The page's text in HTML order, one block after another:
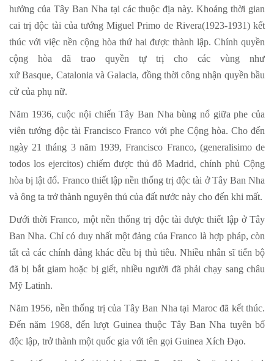
hưởng của Tây Ban Nha tại các thuộc địa này. Khoảng thời gian
cai trị độc tài của tướng Miguel Primo de Rivera(1923-1931) kết
thúc với việc nền cộng hòa thứ hai được thành lập. Chính quyền
cộng hòa đã trao quyền tự trị cho các vùng như
xứ Basque, Catalonia và Galacia, đồng thời công nhận quyền bầu
cử của phụ nữ.
Năm 1936, cuộc nội chiến Tây Ban Nha bùng nổ giữa phe của
viên tướng độc tài Francisco Franco với phe Cộng hòa. Cho đến
ngày 21 tháng 3 năm 1939, Francisco Franco, (generalisimo de
todos los ejercitos) chiếm được thủ đô Madrid, chính phủ Cộng
hòa bị lật đổ. Franco thiết lập nền thống trị độc tài ở Tây Ban Nha
và ông ta trở thành nguyên thủ của đất nước này cho đến khi mất.
Dưới thời Franco, một nền thống trị độc tài được thiết lập ở Tây
Ban Nha. Chỉ có duy nhất một đảng của Franco là hợp pháp, còn
tất cả các chính đảng khác đều bị thủ tiêu. Nhiều nhân sĩ tiến bộ
đã bị bắt giam hoặc bị giết, nhiều người đã phải chạy sang châu
Mỹ Latinh.
Năm 1956, nền thống trị của Tây Ban Nha tại Maroc đã kết thúc.
Đến năm 1968, đến lượt Guinea thuộc Tây Ban Nha tuyên bố
độc lập, trở thành một quốc gia với tên gọi Guinea Xích Đạo.